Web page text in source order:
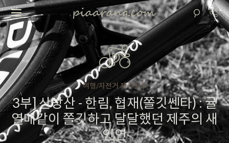
여행/자전거 제주일주
3부] 산방산 - 한림, 협재(쫄깃쎈타) : 귤
열매같이 쫄깃하고 달달했던 제주의 새
인연